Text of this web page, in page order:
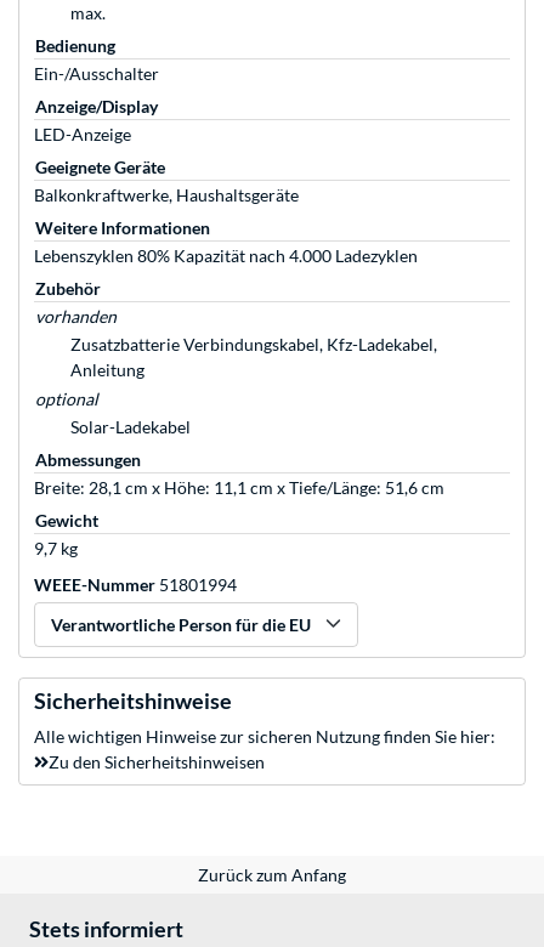
max.
Bedienung
Ein-/Ausschalter
Anzeige/Display
LED-Anzeige
Geeignete Geräte
Balkonkraftwerke, Haushaltsgeräte
Weitere Informationen
Lebenszyklen 80% Kapazität nach 4.000 Ladezyklen
Zubehör
vorhanden
Zusatzbatterie Verbindungskabel, Kfz-Ladekabel,
Anleitung
optional
Solar-Ladekabel
Abmessungen
Breite: 28,1 cm x Höhe: 11,1 cm x Tiefe/Länge: 51,6 cm
Gewicht
9,7 kg
WEEE-Nummer 51801994
Verantwortliche Person für die EU
Sicherheitshinweise
Alle wichtigen Hinweise zur sicheren Nutzung finden Sie hier:
Zu den Sicherheitshinweisen
Zurück zum Anfang
Stets informiert